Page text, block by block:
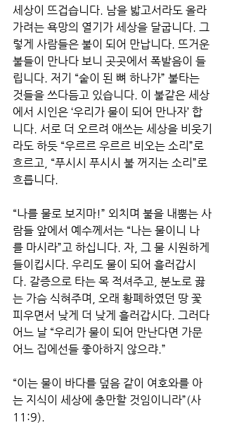
세상이 뜨겁습니다. 남을 밟고서라도 올라
가려는 욕망의 열기가 세상을 달굽니다. 그
렇게 사람들은 불이 되어 만납니다. 뜨거운
불들이 만나다 보니 곳곳에서 폭발음이 들
립니다. 저기 “숱이 된 뼈 하나가” 불타는
것들을 쓰다듬고 있습니다. 이 불같은 세상
에서 시인은 ‘우리가 물이 되어 만나자’ 합
니다. 서로 더 오르려 애쓰는 세상을 비웃기
라도 하듯 “우르르 우르르 비오는 소리”로
흐르고, “푸시시 푸시시 불 꺼지는 소리”로
흐릅니다.
“나를 물로 보지마!” 외치며 불을 내뿜는 사
람들 앞에서 예수께서는 “나는 물이니 나
를 마시라”고 하십니다. 자, 그 물 시원하게
들이킵시다. 우리도 물이 되어 흘러갑시
다. 갈증으로 타는 목 적셔주고, 분노로 끓
는 가슴 식혀주며, 오래 황폐하였던 땅 꽃
피우면서 낮게 더 낮게 흘러갑시다. 그러다
어느 날 “우리가 물이 되어 만난다면 가문
어느 집에선들 좋아하지 않으랴.”
“이는 물이 바다를 덮음 같이 여호와를 아
는 지식이 세상에 충만할 것임이니라”(사
11:9).